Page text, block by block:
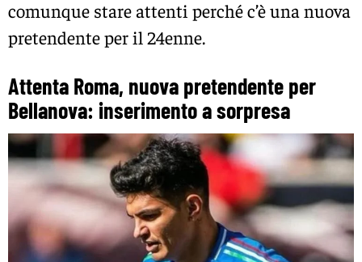
comunque stare attenti perché c’è una nuova
pretendente per il 24enne.
Attenta Roma, nuova pretendente per
Bellanova: inserimento a sorpresa